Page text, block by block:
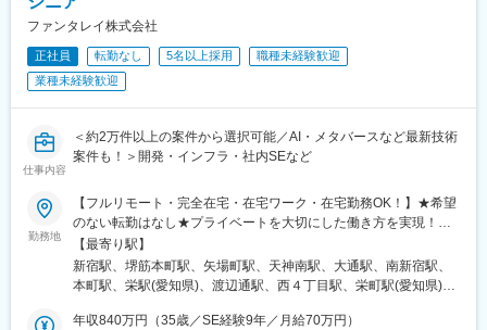
ファンタレイ株式会社
正社員 転勤なし 5名以上採用
職種未経験歓迎
業種未経験歓迎
仕事内容
＜約2万件以上の案件から選択可能／AI・メタバースなど最新技術
案件も！＞開発・インフラ・社内SEなど
勤務地
【フルリモート・完全在宅・在宅ワーク・在宅勤務OK！】★希望
のない転勤はなし★プライベートを大切にした働き方を実現！★
東京・大阪・名古屋・北海道・福岡など全国の希望の勤務地で希
望の働き方ができます！★入社後に本人希望で上京や地方への引
っ越しした方も複数名いて、その人に合った働き方を実現！
東京都新宿区西新宿1-20-3 西新宿高木ビル8F└各線「新宿」駅よ
【最寄り駅】
新宿駅、堺筋本町駅、矢場町駅、天神南駅、大通駅、南新宿駅、
本町駅、栄駅(愛知県)、渡辺通駅、西４丁目駅、栄町駅(愛知県)、
年収840万円（35歳／SE経験9年／月給70万円）